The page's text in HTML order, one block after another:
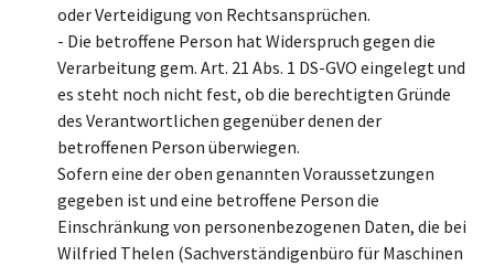
oder Verteidigung von Rechtsansprüchen.
- Die betroffene Person hat Widerspruch gegen die
Verarbeitung gem. Art. 21 Abs. 1 DS-GVO eingelegt und
es steht noch nicht fest, ob die berechtigten Gründe
des Verantwortlichen gegenüber denen der
betroffenen Person überwiegen.
Sofern eine der oben genannten Voraussetzungen
gegeben ist und eine betroffene Person die
Einschränkung von personenbezogenen Daten, die bei
Wilfried Thelen (Sachverständigenbüro für Maschinen